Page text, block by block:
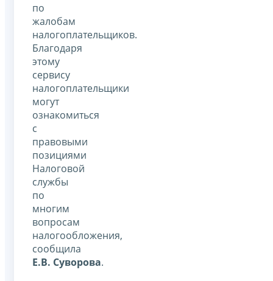
по
жалобам
налогоплательщиков.
Благодаря
этому
сервису
налогоплательщики
могут
ознакомиться
с
правовыми
позициями
Налоговой
службы
по
многим
вопросам
налогообложения,
сообщила
Е.В. Суворова.